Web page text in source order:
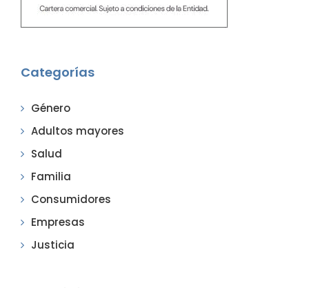
Categorías
Género
Adultos mayores
Salud
Familia
Consumidores
Empresas
Justicia